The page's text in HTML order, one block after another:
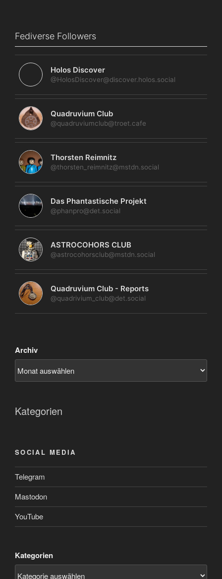
Fediverse Followers
Holos Discover
@HolosDiscover@discover.holos.social
Quadruvium Club
@quadruviumclub@troet.cafe
Thorsten Reimnitz
@thorsten_reimnitz@mstdn.social
Das Phantastische Projekt
@phanpro@det.social
ASTROCOHORS CLUB
@astrocohorsclub@mstdn.social
Quadruvium Club - Reports
@quadrivium_club@det.social
Archiv
Kategorien
SOCIAL MEDIA
Telegram
Mastodon
YouTube
Kategorien